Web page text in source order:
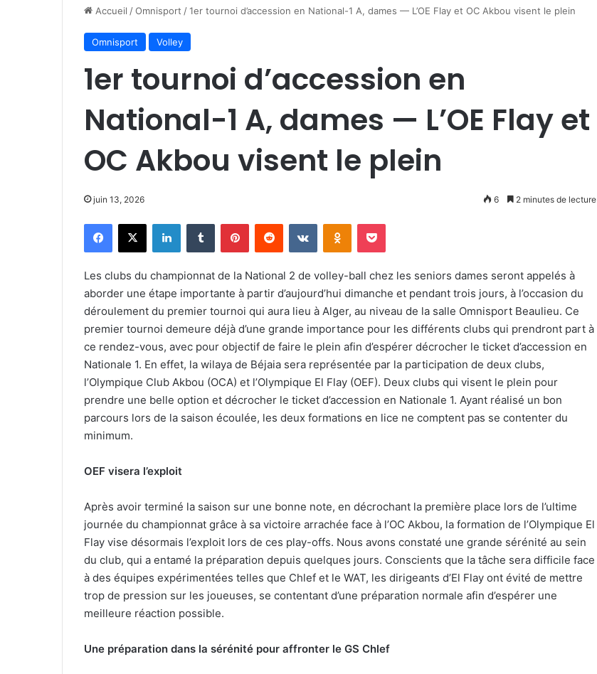
Accueil /Omnisport /1er tournoi d’accession en National-1 A, dames — L’OE Flay et OC Akbou visent le plein
Omnisport Volley
1er tournoi d’accession en
National-1 A, dames — L’OE Flay et
OC Akbou visent le plein
juin 13, 2026 6 2 minutes de lecture
Facebook
X LinkedinTumblr PinterestReddit VKontakteOdnoklassniki
Pocket
Les clubs du championnat de la National 2 de volley-ball chez les seniors dames seront appelés à
aborder une étape importante à partir d’aujourd’hui dimanche et pendant trois jours, à l’occasion du
déroulement du premier tournoi qui aura lieu à Alger, au niveau de la salle Omnisport Beaulieu. Ce
premier tournoi demeure déjà d’une grande importance pour les différents clubs qui prendront part à
ce rendez-vous, avec pour objectif de faire le plein afin d’espérer décrocher le ticket d’accession en
Nationale 1. En effet, la wilaya de Béjaia sera représentée par la participation de deux clubs,
l’Olympique Club Akbou (OCA) et l’Olympique El Flay (OEF). Deux clubs qui visent le plein pour
prendre une belle option et décrocher le ticket d’accession en Nationale 1. Ayant réalisé un bon
parcours lors de la saison écoulée, les deux formations en lice ne comptent pas se contenter du
minimum.
OEF visera l’exploit
Après avoir terminé la saison sur une bonne note, en décrochant la première place lors de l’ultime
journée du championnat grâce à sa victoire arrachée face à l’OC Akbou, la formation de l’Olympique El
Flay vise désormais l’exploit lors de ces play-offs. Nous avons constaté une grande sérénité au sein
du club, qui a entamé la préparation depuis quelques jours. Conscients que la tâche sera difficile face
à des équipes expérimentées telles que Chlef et le WAT, les dirigeants d’El Flay ont évité de mettre
trop de pression sur les joueuses, se contentant d’une préparation normale afin d’espérer une
meilleure réaction possible.
Une préparation dans la sérénité pour affronter le GS Chlef